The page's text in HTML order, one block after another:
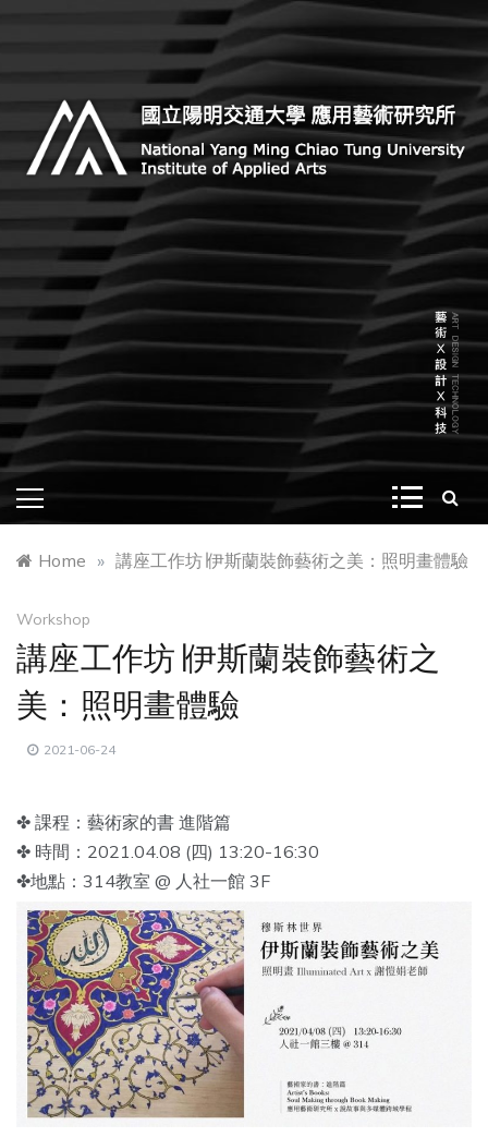
Institute of Applied Arts,
National Chiao Tung University
Institute of Applied Arts, National Chiao Tung
Home » 講座工作坊∣伊斯蘭裝飾藝術之美：照明畫體驗
Workshop
講座工作坊∣伊斯蘭裝飾藝術之
美：照明畫體驗
2021-06-24
✤ 課程：藝術家的書 進階篇
✤ 時間：2021.04.08 (四) 13:20-16:30
✤地點：314教室 @ 人社一館 3F